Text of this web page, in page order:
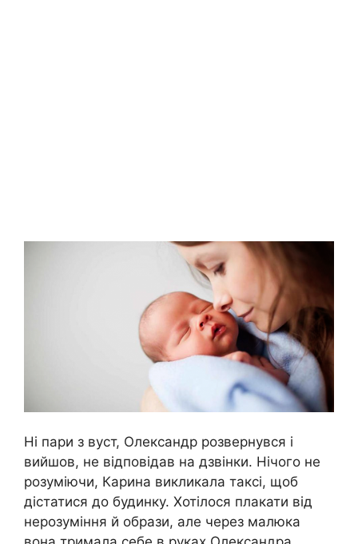
Ні пари з вуст, Олександр розвернувся і
вийшов, не відповідав на дзвінки. Нічого не
розуміючи, Карина викликала таксі, щоб
дістатися до будинку. Хотілося плакати від
нерозуміння й образи, але через малюка